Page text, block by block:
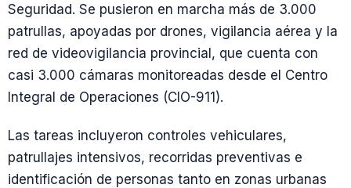
Seguridad. Se pusieron en marcha más de 3.000
patrullas, apoyadas por drones, vigilancia aérea y la
red de videovigilancia provincial, que cuenta con
casi 3.000 cámaras monitoreadas desde el Centro
Integral de Operaciones (CIO-911).
Las tareas incluyeron controles vehiculares,
patrullajes intensivos, recorridas preventivas e
identificación de personas tanto en zonas urbanas